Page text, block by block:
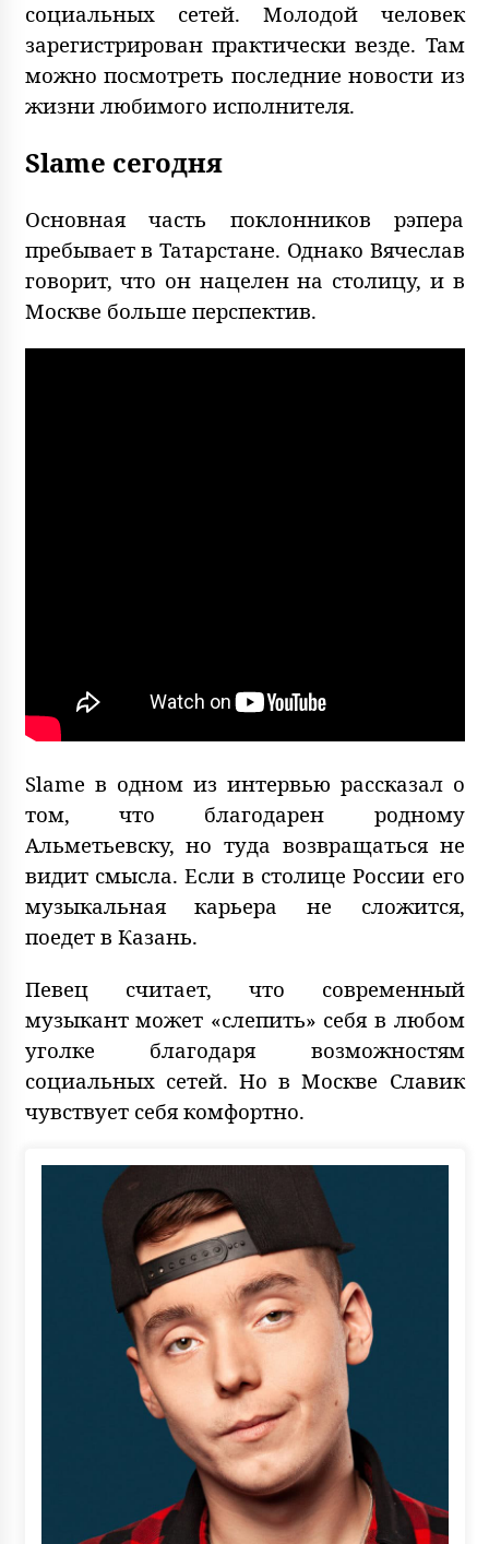
социальных сетей. Молодой человек
зарегистрирован практически везде. Там
можно посмотреть последние новости из
жизни любимого исполнителя.
Slame сегодня
Основная часть поклонников рэпера
пребывает в Татарстане. Однако Вячеслав
говорит, что он нацелен на столицу, и в
Москве больше перспектив.
Slame в одном из интервью рассказал о
том, что благодарен родному
Альметьевску, но туда возвращаться не
видит смысла. Если в столице России его
музыкальная карьера не сложится,
поедет в Казань.
Певец считает, что современный
музыкант может «слепить» себя в любом
уголке благодаря возможностям
социальных сетей. Но в Москве Славик
чувствует себя комфортно.